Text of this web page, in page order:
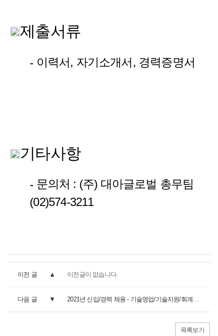
제출서류
- 이력서, 자기소개서, 경력증명서
기타사항
- 문의처 : (주) 대아글로벌 총무팀
(02)574-3211
이전 글 이전글이 없습니다.
다음 글 2021년 신입/경력 채용 - 기술영업/기술지원/회계 분야
목록보기